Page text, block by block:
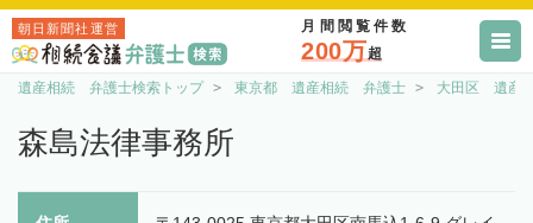
朝日新聞社運営 月間閲覧件数
200万超
遺産相続 弁護士検索トップ 東京都 遺産相続 弁護士 大田区 遺産
森島法律事務所